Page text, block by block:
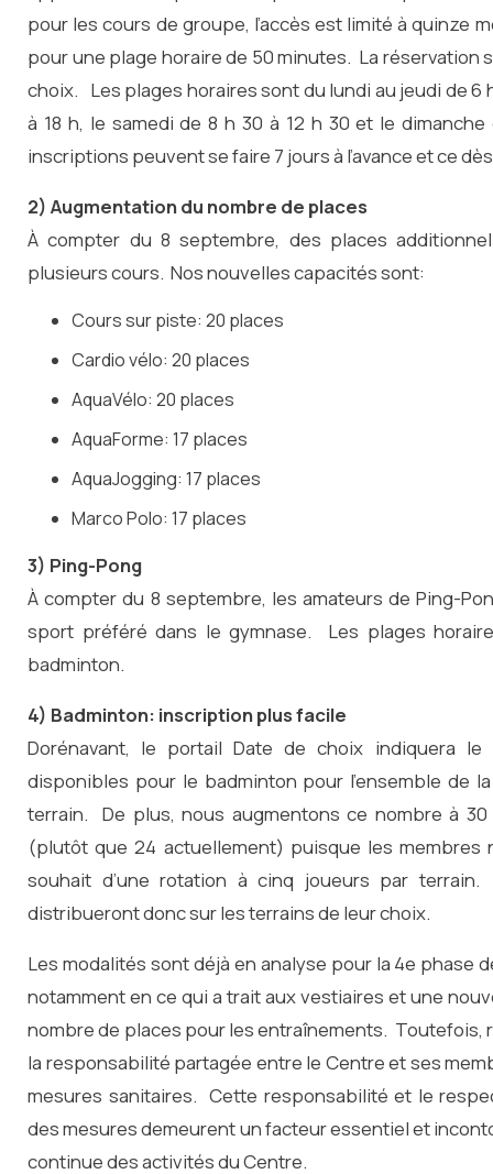
pour les cours de groupe, l’accès est limité à quinze
pour une plage horaire de 50 minutes. La réservation
choix. Les plages horaires sont du lundi au jeudi de 6
à 18 h, le samedi de 8 h 30 à 12 h 30 et le
inscriptions peuvent se faire 7 jours à l’avance et ce
2) Augmentation du nombre de places
À compter du 8 septembre, des places
plusieurs cours. Nos nouvelles capacités sont:
Cours sur piste: 20 places
Cardio vélo: 20 places
AquaVélo: 20 places
AquaForme: 17 places
AquaJogging: 17 places
Marco Polo: 17 places
3) Ping-Pong
À compter du 8 septembre, les amateurs de Ping-
sport préféré dans le gymnase. Les plages
badminton.
4) Badminton: inscription plus facile
Dorénavant, le portail Date de choix indiquera
disponibles pour le badminton pour l’ensemble de
terrain. De plus, nous augmentons ce nombre à
(plutôt que 24 actuellement) puisque les
souhait d’une rotation à cinq joueurs par
distribueront donc sur les terrains de leur choix.
Les modalités sont déjà en analyse pour la 4e phase
notamment en ce qui a trait aux vestiaires et une
nombre de places pour les entraînements. Toutefois,
la responsabilité partagée entre le Centre et ses
mesures sanitaires. Cette responsabilité et le
des mesures demeurent un facteur essentiel et
continue des activités du Centre.